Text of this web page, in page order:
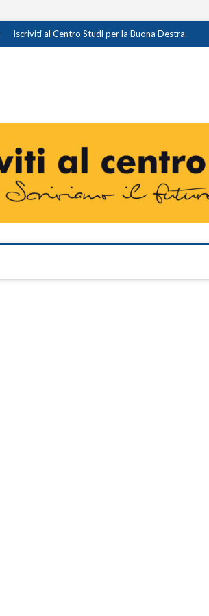
Iscriviti al Centro Studi per la Buona Destra.